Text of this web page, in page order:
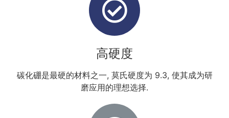
高硬度
碳化硼是最硬的材料之一, 莫氏硬度为 9.3, 使其成为研
磨应用的理想选择.